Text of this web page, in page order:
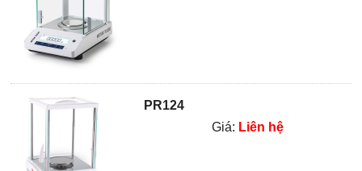
PR124
Giá: Liên hệ